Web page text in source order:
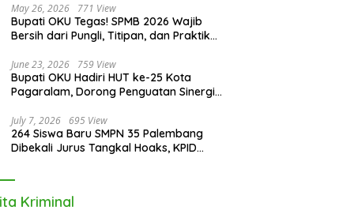
May 26, 2026 771 View
Bupati OKU Tegas! SPMB 2026 Wajib
Bersih dari Pungli, Titipan, dan Praktik
June 23, 2026 759 View
Bupati OKU Hadiri HUT ke-25 Kota
Pagaralam, Dorong Penguatan Sinergi
July 7, 2026 695 View
264 Siswa Baru SMPN 35 Palembang
Dibekali Jurus Tangkal Hoaks, KPID
Kriminal